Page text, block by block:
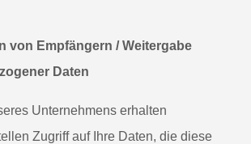
von Empfängern / Weitergabe
Daten
Unternehmens erhalten
Zugriff auf Ihre Daten, die diese